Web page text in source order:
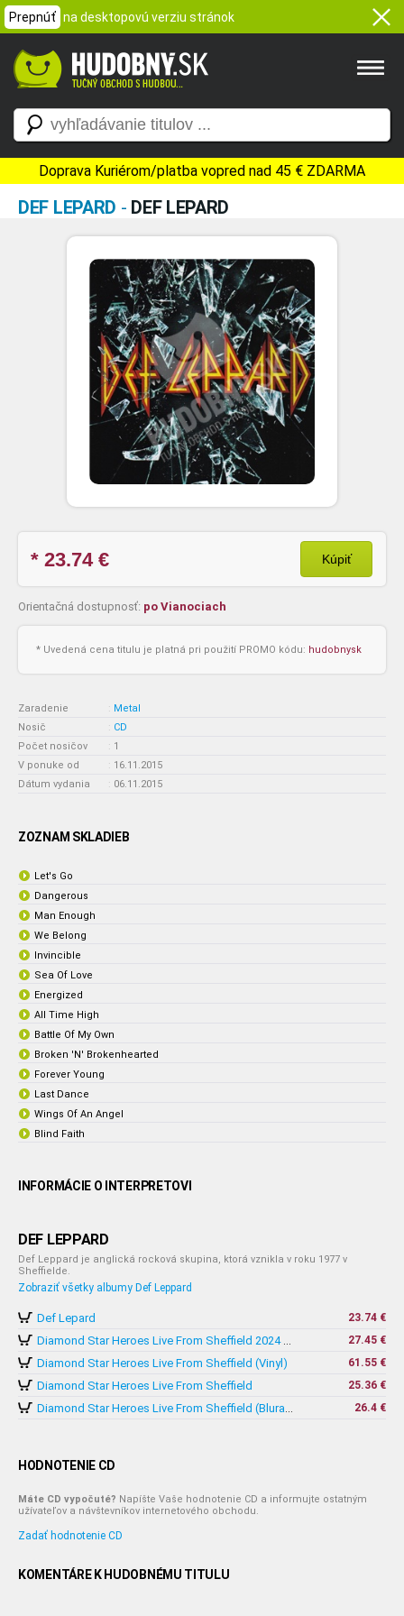
Prepnúť na desktopovú verziu stránok
Doprava Kuriérom/platba vopred nad 45 € ZDARMA
DEF LEPARD - DEF LEPARD
* 23.74€ Kúpiť
Orientačná dostupnosť: po Vianociach
* Uvedená cena titulu je platná pri použití PROMO kódu: hudobnysk
Zaradenie : Metal
Nosič
: CD
Počet nosičov
: 1
V ponuke od
: 16.11.2015
Dátum vydania
: 06.11.2015
ZOZNAM SKLADIEB
Let's Go
Dangerous
Man Enough
We Belong
Invincible
Sea Of Love
Energized
All Time High
Battle Of My Own
Broken 'N' Brokenhearted
Forever Young
Last Dance
Wings Of An Angel
Blind Faith
INFORMÁCIE O INTERPRETOVI
DEF LEPPARD
Def Leppard je anglická rocková skupina, ktorá vznikla v roku 1977 v
Sheffielde.
Zobraziť všetky albumy Def Leppard
Def Lepard
23.74 €
Diamond Star Heroes Live From Sheffield 2024 (Bluray)
27.45 €
Diamond Star Heroes Live From Sheffield (Vinyl) 61.55 €
Diamond Star Heroes Live From Sheffield
25.36 €
Diamond Star Heroes Live From Sheffield (Bluray+2CD)
26.4 €
HODNOTENIE CD
Máte CD vypočuté? Napíšte Vaše hodnotenie CD a informujte ostatným
užívateľov a návštevníkov internetového obchodu.
Zadať hodnotenie CD
KOMENTÁRE K HUDOBNÉMU TITULU